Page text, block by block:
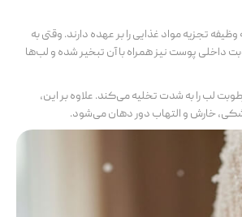
تجزیه مواد غذایی را بر عهده دارند. وقتی به
داخلی پوست نیز همراه با آن تبخیر شده و لب‌ها
هستند، رطوبت لب را به شدت تخلیه می‌کند. علاوه بر این،